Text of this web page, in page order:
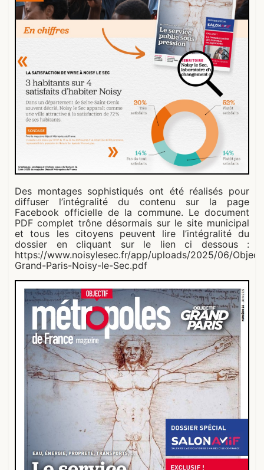
Des montages sophistiqués ont été réalisés pour
diffuser l’intégralité du contenu sur la page
Facebook officielle de la commune. Le document
PDF complet trône désormais sur le site municipal
et tous les citoyens peuvent lire l’intégralité du
dossier en cliquant sur le lien ci dessous :
https://www.noisylesec.fr/app/uploads/2025/06/
Grand-Paris-Noisy-le-Sec.pdf